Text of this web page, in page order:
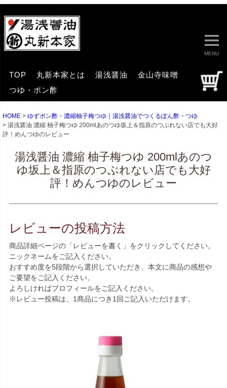
MENU
TOP 丸新本家とは 湯浅醤油
金山寺味噌
つゆ・ポン酢
HOME
ゆずポン酢・濃縮柚子梅つゆ｜湯浅醤油でつくるぽん酢・つゆ
湯浅醤油 濃縮 柚子梅つゆ 200mlあのつゆ坂上＆指原のつぶれない店でも大好
評！めんつゆのレビュー
湯浅醤油 濃縮 柚子梅つゆ 200mlあのつ
ゆ坂上＆指原のつぶれない店でも大好
評！めんつゆのレビュー
レビューの投稿方法
商品詳細ページの「レビューを書く」をクリックしてください。
ニックネームをご記入ください。
おすすめ度を5段階から選択していただき、本文に商品の感想や
ご要望をご記入ください。
よろしければプロフィールをご記入ください。
※レビュー投稿は、1商品につき1回ご記入いただけます。